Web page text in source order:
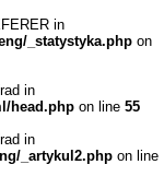
in
_statystyka.php on
in
head.phpon line 55
in
_artykul2.php on line